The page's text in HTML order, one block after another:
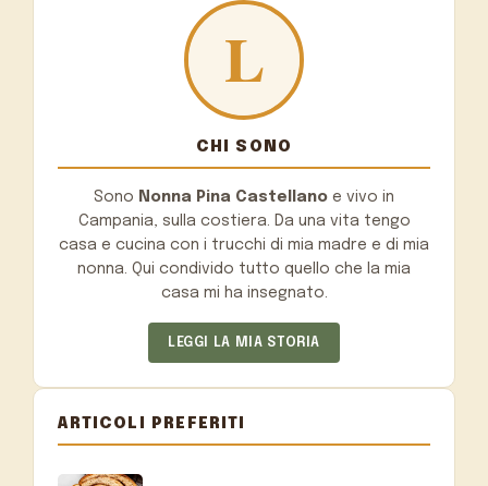
CHI SONO
Sono Nonna Pina Castellano e vivo in
Campania, sulla costiera. Da una vita tengo
casa e cucina con i trucchi di mia madre e di mia
nonna. Qui condivido tutto quello che la mia
casa mi ha insegnato.
LEGGI LA MIA STORIA
ARTICOLI PREFERITI